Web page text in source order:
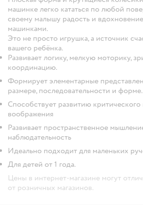
машинке легко кататься по любой
своему малышу радость и
машинками.
Это не просто игрушка, а источник
вашего ребёнка.
Развивает логику, мелкую моторику,
координацию.
Формирует элементарные
размере, последовательности и форме.
Способствует развитию
воображения
Развивает пространственное
наблюдательность
Идеально подходит для маленьких
Для детей от 1 года.
Цены в интернет-магазине могут
от розничных магазинов.